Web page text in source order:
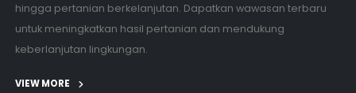
hingga pertanian berkelanjutan. Dapatkan wawasan terbaru
untuk meningkatkan hasil pertanian dan mendukung
keberlanjutan lingkungan.
VIEW MORE